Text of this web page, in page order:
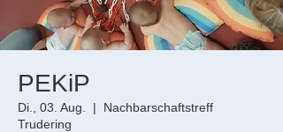
PEKiP
Di., 03. Aug.
  |
Nachbarschaftstreff
Trudering